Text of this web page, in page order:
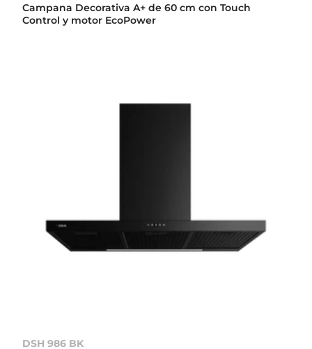
Campana Decorativa A+ de 60 cm con Touch
Control y motor EcoPower
DSH 986 BK